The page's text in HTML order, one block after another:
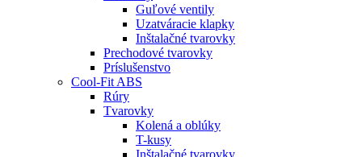
Guľové ventily
Uzatváracie klapky
Inštalačné tvarovky
Prechodové tvarovky
Príslušenstvo
Cool-Fit ABS
Rúry
Tvarovky
Kolená a oblúky
T-kusy
Inštalačné tvarovky